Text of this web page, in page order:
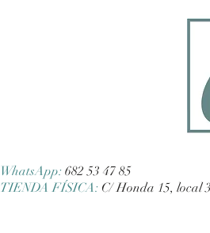
WhatsApp: 682 53 47 85
TIENDA FÍSICA: C/ Honda 15, local